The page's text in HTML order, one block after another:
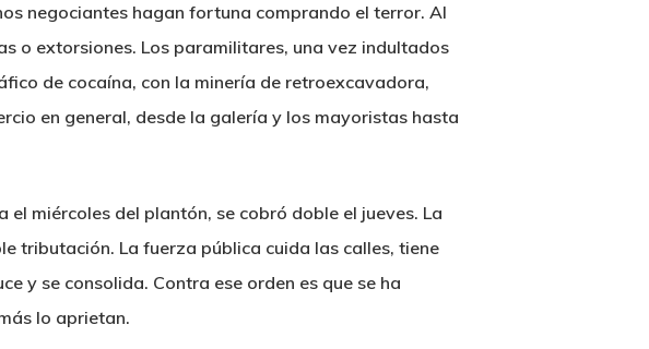
negociantes hagan fortuna comprando el terror. Al
o extorsiones. Los paramilitares, una vez indultados
de cocaína, con la minería de retroexcavadora,
en general, desde la galería y los mayoristas hasta
miércoles del plantón, se cobró doble el jueves. La
tributación. La fuerza pública cuida las calles, tiene
y se consolida. Contra ese orden es que se ha
lo aprietan.